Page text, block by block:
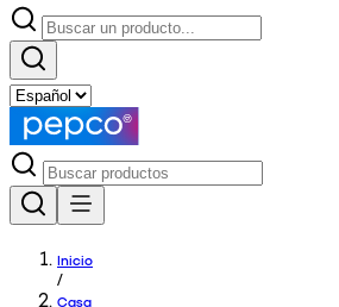
Inicio
/
Casa